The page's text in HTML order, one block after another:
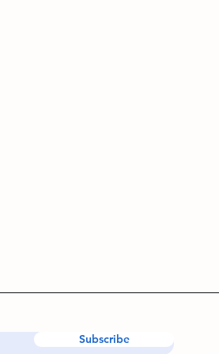
Subscribe